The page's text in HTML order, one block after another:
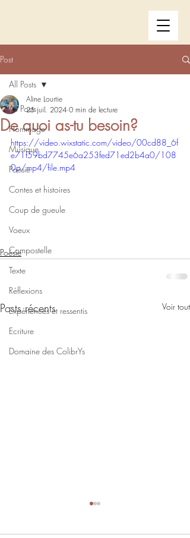
Post
All Posts
Hommage
Musique
Poésie
Contes et histoires
Coup de gueule
Voeux
Compostelle
Texte
Réflexions
Expériences et ressentis
Ecriture
Domaine des ColibrYs
All Posts
De quoi as-tu besoin?
Aline Lourtie
25 juil. 2024 0 min de lecture
https://video.wixstatic.com/video/00cd88_6f
e71f59bd7745e6a253fed71ed2b4a0/108
0p/mp4/file.mp4
Poésie
Posts récents Voir tout